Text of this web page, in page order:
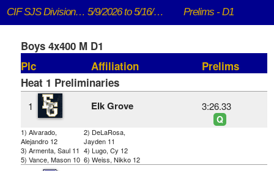
CIF SJS DivisionaI Championships 5/9/2026 to 5/16/2026 Prelims - D1
Boys 4x400 M D1
Plc
Affiliation
Prelims
Heat 1 Preliminaries
1 Elk Grove 3:26.33
Q
1) Alvarado,
Alejandro 12
2) DeLaRosa,
Jayden 11
3) Armenta, Saul 11 4) Lugo, Cy 12
5) Vance, Mason 10 6) Weiss, Nikko 12